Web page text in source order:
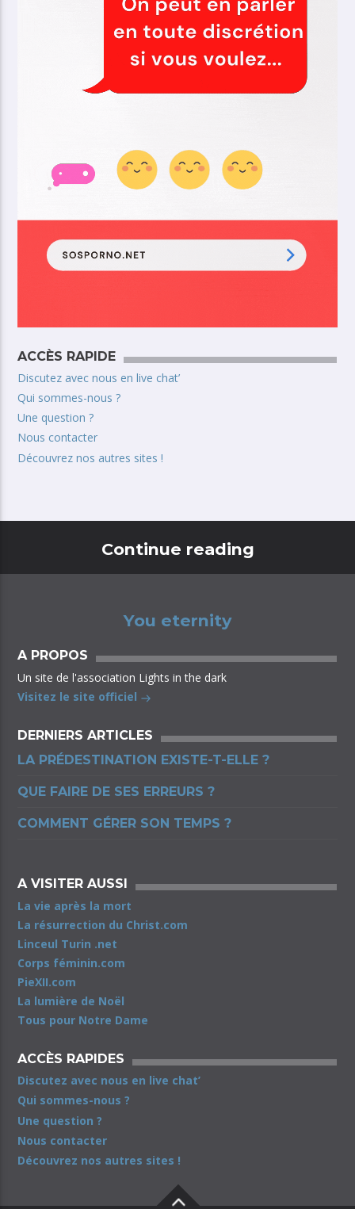
ACCÈS RAPIDE
Discutez avec nous en live chat’
Qui sommes-nous ?
Une question ?
Nous contacter
Découvrez nos autres sites !
Continue reading
You eternity
A PROPOS
Un site de l'association Lights in the dark
Visitez le site officiel
DERNIERS ARTICLES
LA PRÉDESTINATION EXISTE-T-ELLE ?
QUE FAIRE DE SES ERREURS ?
COMMENT GÉRER SON TEMPS ?
A VISITER AUSSI
La vie après la mort
La résurrection du Christ.com
Linceul Turin .net
Corps féminin.com
PieXII.com
La lumière de Noël
Tous pour Notre Dame
ACCÈS RAPIDES
Discutez avec nous en live chat’
Qui sommes-nous ?
Une question ?
Nous contacter
Découvrez nos autres sites !